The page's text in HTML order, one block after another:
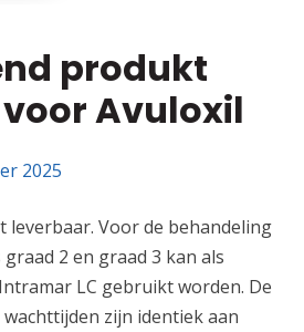
produkt
Avuloxil
2025
leverbaar. Voor de behandeling
2 en graad 3 kan als
LC gebruikt worden. De
zijn identiek aan